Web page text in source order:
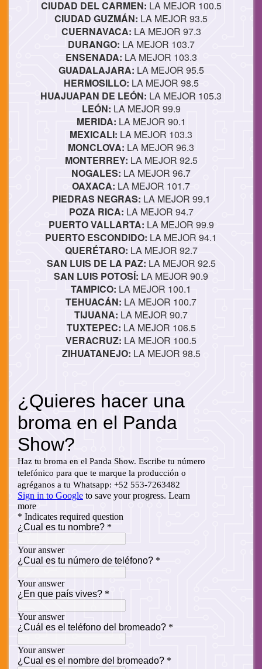
CIUDAD DEL CARMEN: LA MEJOR 100.5
CIUDAD GUZMÁN: LA MEJOR 93.5
CUERNAVACA: LA MEJOR 97.3
DURANGO: LA MEJOR 103.7
ENSENADA: LA MEJOR 103.3
GUADALAJARA: LA MEJOR 95.5
HERMOSILLO: LA MEJOR 98.5
HUAJUAPAN DE LEÓN: LA MEJOR 105.3
LEÓN: LA MEJOR 99.9
MERIDA: LA MEJOR 90.1
MEXICALI: LA MEJOR 103.3
MONCLOVA: LA MEJOR 96.3
MONTERREY: LA MEJOR 92.5
NOGALES: LA MEJOR 96.7
OAXACA: LA MEJOR 101.7
PIEDRAS NEGRAS: LA MEJOR 99.1
POZA RICA: LA MEJOR 94.7
PUERTO VALLARTA: LA MEJOR 99.9
PUERTO ESCONDIDO: LA MEJOR 94.1
QUERÉTARO: LA MEJOR 92.7
SAN LUIS DE LA PAZ: LA MEJOR 92.5
SAN LUIS POTOSÍ: LA MEJOR 90.9
TAMPICO: LA MEJOR 100.1
TEHUACÁN: LA MEJOR 100.7
TIJUANA: LA MEJOR 90.7
TUXTEPEC: LA MEJOR 106.5
VERACRUZ: LA MEJOR 100.5
ZIHUATANEJO: LA MEJOR 98.5